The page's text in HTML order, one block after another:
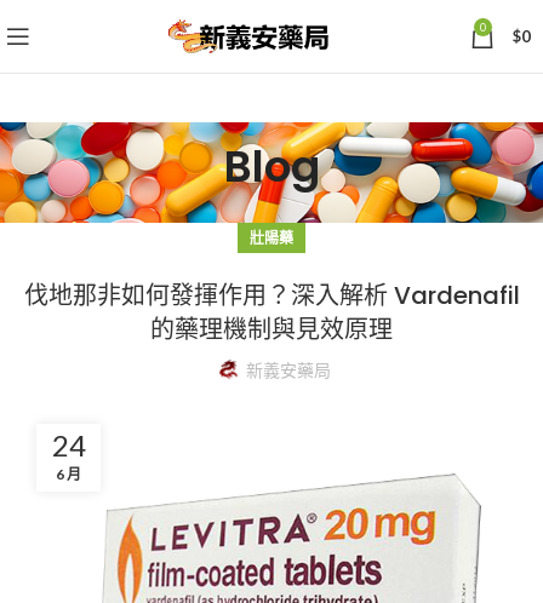
0 $0
Blog
壯陽藥
伐地那非如何發揮作用？深入解析 Vardenafil
的藥理機制與見效原理
新義安藥局
24
6 月